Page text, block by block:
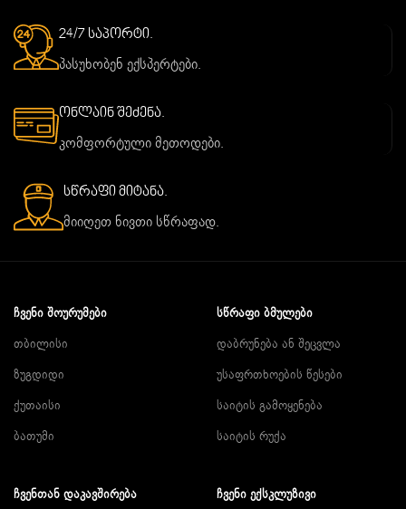
24/7 საპორტი.
პასუხობენ ექსპერტები.
ონლაინ შეძენა.
კომფორტული მეთოდები.
სწრაფი მიტანა.
მიიღეთ ნივთი სწრაფად.
ᲩᲕᲔᲜᲘ ᲨᲝᲣᲠᲣᲛᲔᲑᲘ
თბილისი
ზუგდიდი
ქუთაისი
ბათუმი
ᲡᲬᲠᲐᲤᲘ ᲑᲛᲣᲚᲔᲑᲘ
დაბრუნება ან შეცვლა
უსაფრთხოების წესები
საიტის გამოყენება
საიტის რუქა
ᲩᲕᲔᲜᲗᲐᲜ ᲓᲐᲙᲐᲕᲨᲘᲠᲔᲑᲐ
ᲩᲕᲔᲜᲘ ᲔᲥᲡᲙᲚᲣᲖᲘᲕᲘ